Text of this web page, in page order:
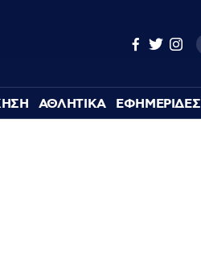
ΑΘΛΗΤΙΚΑ ΕΦΗΜΕΡΙΔΕΣ